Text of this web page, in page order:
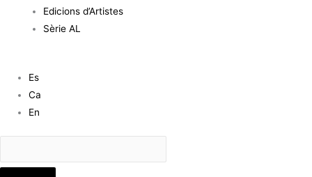
Edicions d’Artistes
Sèrie AL
Es
Ca
En